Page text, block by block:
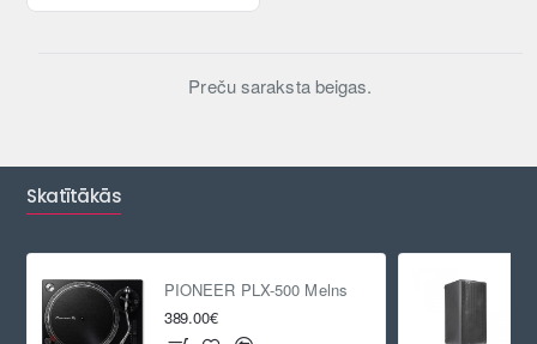
Preču saraksta beigas.
Skatītākās
PIONEER PLX-500 Melns
389.00€